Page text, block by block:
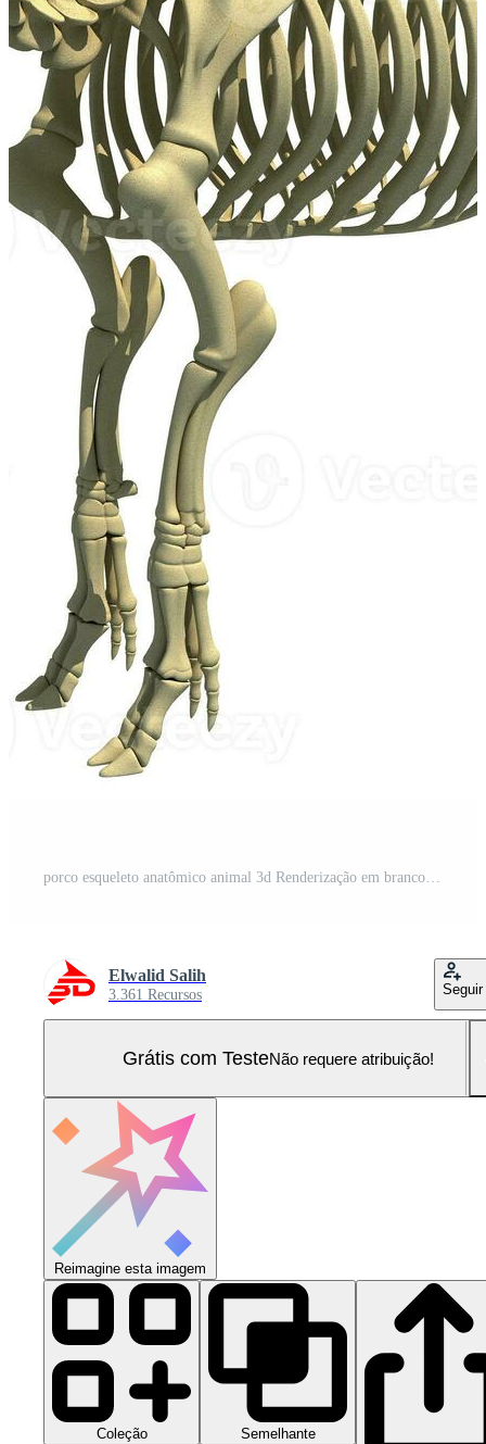
porco esqueleto anatômico animal 3d Renderização em branco fundo Foto Pro
Elwalid Salih
3.361 Recursos Seguir
Grátis com TesteNão requere atribuição!
Reimagine esta imagem
Coleção Semelhante